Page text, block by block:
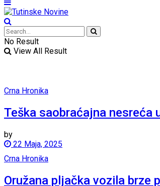
No Result
View All Result
Crna Hronika
Teška saobraćajna nesreća
by
22 Maja, 2025
Crna Hronika
Oružana pljačka vozila brze